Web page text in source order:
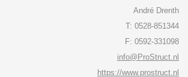
André Drenth
T: 0528-851344
F: 0592-331098
info@ProStruct.nl
https://www.prostruct.nl